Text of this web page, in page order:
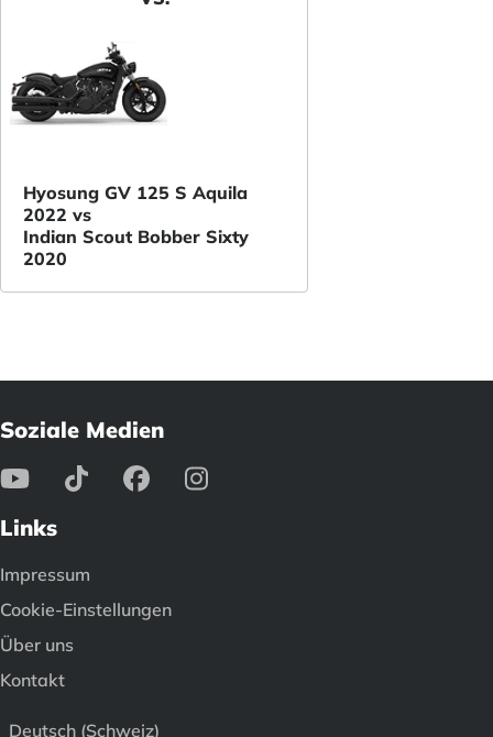
Hyosung GV 125 S Aquila
2022 vs
Indian Scout Bobber Sixty
2020
Soziale Medien
Links
Impressum
Cookie-Einstellungen
Über uns
Kontakt
Deutsch (Schweiz)